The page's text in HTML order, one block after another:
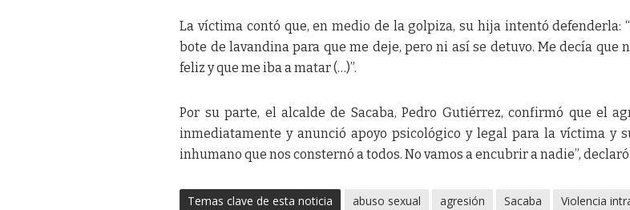
La víctima contó que, en medio de la golpiza, su hija intentó defenderla:
bote de lavandina para que me deje, pero ni así se detuvo. Me decía que
feliz y que me iba a matar (…)”.
Por su parte, el alcalde de Sacaba, Pedro Gutiérrez, confirmó que el
inmediatamente y anunció apoyo psicológico y legal para la víctima y
inhumano que nos consternó a todos. No vamos a encubrir a nadie”,
Temas clave de esta noticia abuso sexual agresión Sacaba Violencia